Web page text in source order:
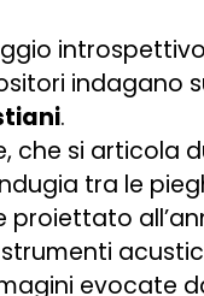
indagano
.
che si articola
tra le
proiettato
evocate